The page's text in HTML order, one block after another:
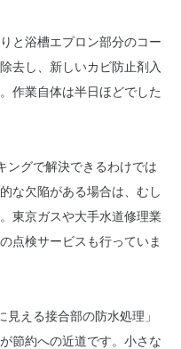
と浴槽エプロン部分のコー
去し、新しいカビ防止剤入
作業自体は半日ほどでした
ングで解決できるわけでは
な欠陥がある場合は、むし
東京ガスや大手水道修理業
点検サービスも行っていま
える接合部の防水処理」
節約への近道です。小さな